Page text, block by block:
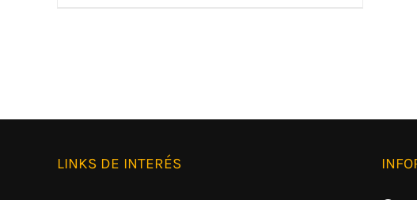
LINKS DE INTERÉS